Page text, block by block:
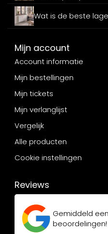
Wat is de beste
Mijn account
Account informatie
Mijn bestellingen
Mijn tickets
Mijn verlanglijst
Vergelijk
Alle producten
Cookie instellingen
Reviews
Gemiddeld een
beoordelingen!